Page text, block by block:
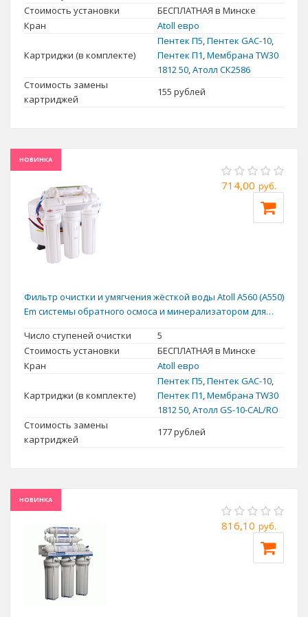
Чтобы пить мягкую воду, без опасных солей и других вредных
веществ,доверьтесь фильтрам обратного осмоса
Глубокая очистка воды полупроницаемой мембраной удаляет
любые растворенные элементы, умягчает воду. На
единственная система, которая в домашних условиях может
провести такую фильтрацию.
При кипячении очень жесткой воды образуется неприятная
пленка, вкус воды становится неестественным. Поэтому все то,
что Вы будете готовить на такой воде, уже изначально лишено
натурального аромата. Чай и кофе дадут бурый осадок, борщ
не получится наваристым, овощи будут долго тушиться, мясо
плохо развариваться. Это обусловлено тем, что соли жесткости,
вступая в реакцию с животными белками, образуют
Стоимость установки
БЕСПЛАТНАЯ в Минске
Кран
Atoll евро
Картриджи (в комплекте)
Пентек П5 Пентек GAC-10
Пентек П1 Мембрана TW30
1812 50 Атолл СК2586
Стоимость замены
картриджей
155 рублей
НОВИНКА
714,00 руб.
Фильтр очистки и умягчения жёсткой воды Atoll А560 (A550)
Еm системы обратного осмоса и минерализатором для
Число ступеней очистки
5
Стоимость установки
БЕСПЛАТНАЯ в Минске
Кран
Atoll евро
Картриджи (в комплекте)
Пентек П5 Пентек GAC-10
Пентек П1 Мембрана TW30
1812 50 Атолл GS-10-CAL/RO
Стоимость замены
картриджей
177рублей
НОВИНКА
816,10 руб.